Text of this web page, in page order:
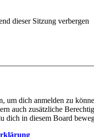
dieser Sitzung verbergen
um dich anmelden zu
auch zusätzliche
dich in diesem Board